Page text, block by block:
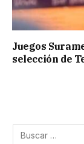
Juegos
selección de